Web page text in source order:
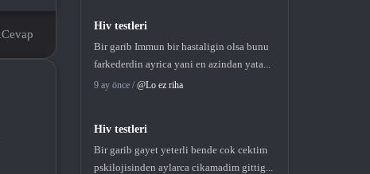
Cevap
Hiv testleri
Bir garib Immun bir hastaligin olsa bunu
farkederdin ayrica yani en azindan yata...
9 ay önce / @Lo ez riha
Hiv testleri
Bir garib gayet yeterli bende cok cektim
pskilojisinden aylarca cikamadim gittig...